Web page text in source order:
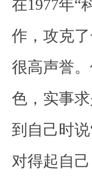
在1977年“
作，攻克
很高声誉
色，实事
到自己时
对得起自